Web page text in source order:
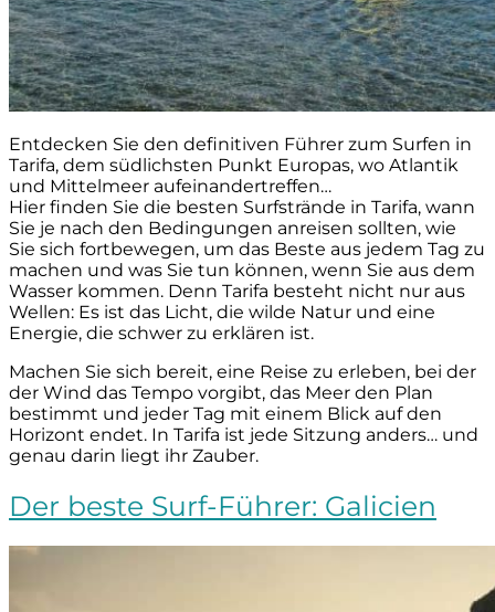
Entdecken Sie den definitiven Führer zum Surfen in
Tarifa, dem südlichsten Punkt Europas, wo Atlantik
und Mittelmeer aufeinandertreffen…
Hier finden Sie die besten Surfstrände in Tarifa, wann
Sie je nach den Bedingungen anreisen sollten, wie
Sie sich fortbewegen, um das Beste aus jedem Tag zu
machen und was Sie tun können, wenn Sie aus dem
Wasser kommen. Denn Tarifa besteht nicht nur aus
Wellen: Es ist das Licht, die wilde Natur und eine
Energie, die schwer zu erklären ist.
Machen Sie sich bereit, eine Reise zu erleben, bei der
der Wind das Tempo vorgibt, das Meer den Plan
bestimmt und jeder Tag mit einem Blick auf den
Horizont endet. In Tarifa ist jede Sitzung anders… und
genau darin liegt ihr Zauber.
Der beste Surf-Führer: Galicien